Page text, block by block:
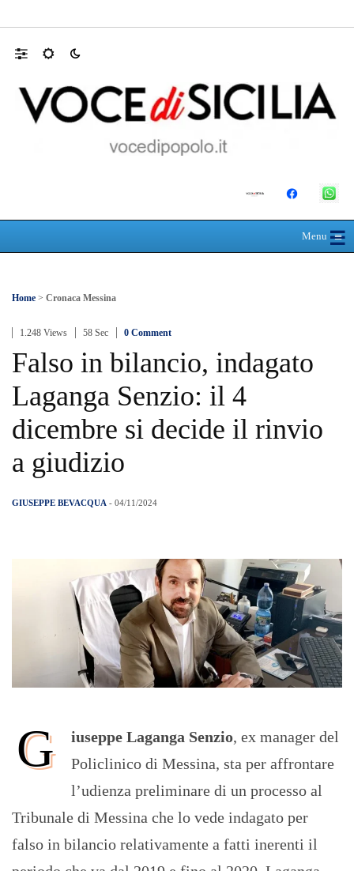
Menu≡
☰
Home > Cronaca Messina
1.248 Views 58 Sec 0 Comment
Falso in bilancio, indagato
Laganga Senzio: il 4
dicembre si decide il rinvio
a giudizio
GIUSEPPE BEVACQUA - 04/11/2024
G iuseppe Laganga Senzio, ex manager del
Policlinico di Messina, sta per affrontare
l’udienza preliminare di un processo al
Tribunale di Messina che lo vede indagato per
falso in bilancio relativamente a fatti inerenti il